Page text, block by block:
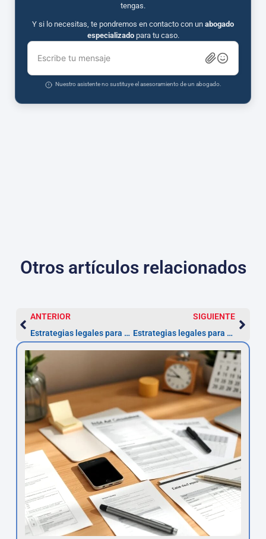
tengas.
Y si lo necesitas, te pondremos en contacto con un abogado
especializadopara tu caso.
Escribe tu mensaje
Nuestro asistente no sustituye el asesoramiento de un abogado.
Otros artículos relacionados
ANTERIOR
Estrategias legales para enfrentar a tu banco en una reclamación de nulidad
SIGUIENTE
Estrategias legales para enfrentar a tu banco en una reclamación de nulidad